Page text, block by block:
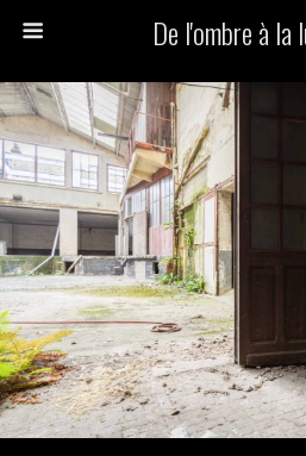
De l'ombre à la